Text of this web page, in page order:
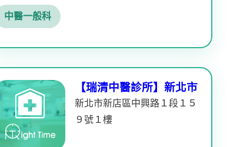
中醫一般科
【瑞清中醫診所】新北市
新北市新店區中興路１段１５
９號１樓